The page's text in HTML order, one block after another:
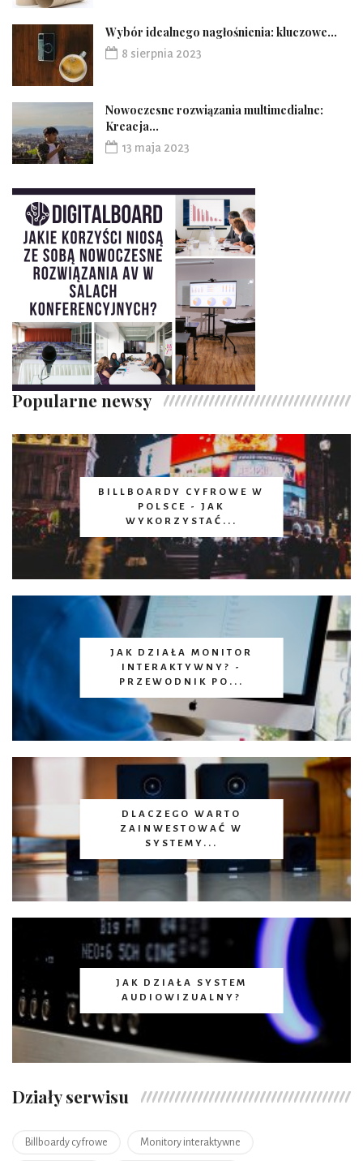
Wybór idealnego nagłośnienia: kluczowe...
8 sierpnia 2023
Nowoczesne rozwiązania multimedialne:
Kreacja...
13 maja 2023
Popularne newsy
BILLBOARDY CYFROWE W
POLSCE - JAK
WYKORZYSTAĆ...
JAK DZIAŁA MONITOR
INTERAKTYWNY? -
PRZEWODNIK PO...
DLACZEGO WARTO
ZAINWESTOWAĆ W
SYSTEMY...
JAK DZIAŁA SYSTEM
AUDIOWIZUALNY?
Działy serwisu
Billboardy cyfrowe Monitory interaktywne